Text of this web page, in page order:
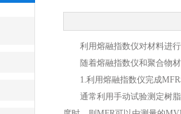
利用熔融指数仪对材料进行
随着熔融指数仪和聚合物材
1.利用熔融指数仪完成MFR
通常利用手动试验测定树脂